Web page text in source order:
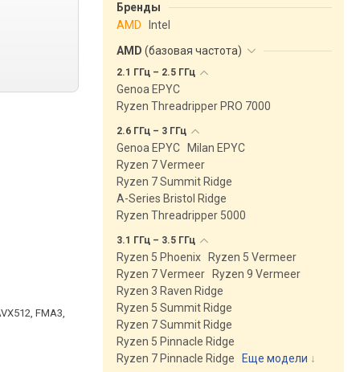
FMA3,
Бренды
AMD
Intel
AMD (базовая частота)
2.1 ГГц – 2.5 ГГц
Genoa EPYC
Ryzen Threadripper PRO 7000
2.6 ГГц – 3 ГГц
Genoa EPYC
Milan EPYC
Ryzen 7 Vermeer
Ryzen 7 Summit Ridge
A-Series Bristol Ridge
Ryzen Threadripper 5000
3.1 ГГц – 3.5 ГГц
Ryzen 5 Phoenix
Ryzen 5 Vermeer
Ryzen 7 Vermeer
Ryzen 9 Vermeer
Ryzen 3 Raven Ridge
Ryzen 5 Summit Ridge
Ryzen 7 Summit Ridge
Ryzen 5 Pinnacle Ridge
Ryzen 7 Pinnacle Ridge
Еще модели ↓